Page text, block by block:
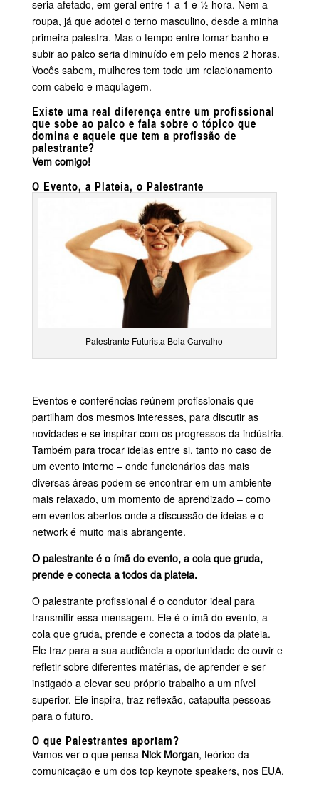
seria afetado, em geral entre 1 a 1 e ½ hora. Nem a
roupa, já que adotei o terno masculino, desde a minha
primeira palestra. Mas o tempo entre tomar banho e
subir ao palco seria diminuído em pelo menos 2 horas.
Vocês sabem, mulheres tem todo um relacionamento
com cabelo e maquiagem.
Existe uma real diferença entre um profissional
que sobe ao palco e fala sobre o tópico que
domina e aquele que tem a profissão de
palestrante?
Vem comigo!
O Evento, a Plateia, o Palestrante
Palestrante Futurista Beia Carvalho
Eventos e conferências reúnem profissionais que
partilham dos mesmos interesses, para discutir as
novidades e se inspirar com os progressos da indústria.
Também para trocar ideias entre si, tanto no caso de
um evento interno – onde funcionários das mais
diversas áreas podem se encontrar em um ambiente
mais relaxado, um momento de aprendizado – como
em eventos abertos onde a discussão de ideias e o
network é muito mais abrangente.
O palestrante é o ímã do evento, a cola que gruda,
prende e conecta a todos da plateia.
O palestrante profissional é o condutor ideal para
transmitir essa mensagem. Ele é o ímã do evento, a
cola que gruda, prende e conecta a todos da plateia.
Ele traz para a sua audiência a oportunidade de ouvir e
refletir sobre diferentes matérias, de aprender e ser
instigado a elevar seu próprio trabalho a um nível
superior. Ele inspira, traz reflexão, catapulta pessoas
para o futuro.
O que Palestrantes aportam?
Vamos ver o que pensa Nick Morgan, teórico da
comunicação e um dos top keynote speakers, nos EUA.